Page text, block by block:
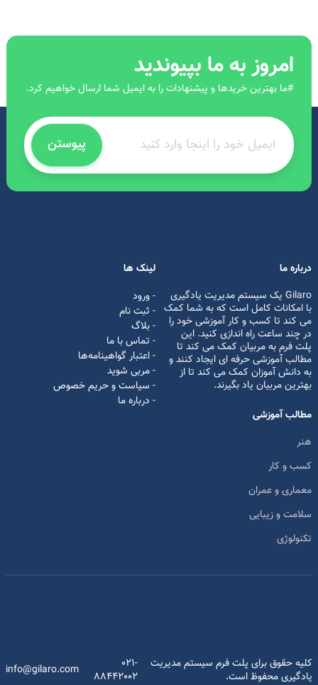
امروز به ما بپیوندید
#ما بهترین خریدها و پیشنهادات را به ایمیل شما ارسال خواهیم کرد.
پیوستن
درباره ما
Gilaro یک سیستم مدیریت یادگیری
با امکانات کامل است که به شما کمک
می کند تا کسب و کار آموزشی خود را
در چند ساعت راه اندازی کنید. این
پلت فرم به مربیان کمک می کند تا
مطالب آموزشی حرفه ای ایجاد کنند و
به دانش آموزان کمک می کند تا از
بهترین مربیان یاد بگیرند.
لینک ها
- ورود
- ثبت نام
- بلاگ
- تماس با ما
- اعتبار گواهینامه‌ها
- مربی شوید
- سیاست و حریم خصوص
- درباره ما
مطالب آموزشی
هنر
کسب و کار
معماری و عمران
سلامت و زیبایی
تکنولوژی
کلیه حقوق برای پلت فرم سیستم مدیریت
یادگیری محفوظ است.
021-
88442002
info@gilaro.com